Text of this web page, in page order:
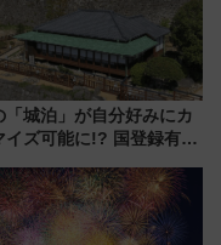
「城泊」が自分好みにカ
イズ可能に!? 国登録有形
ダーメイド型の宿泊プラ
生！